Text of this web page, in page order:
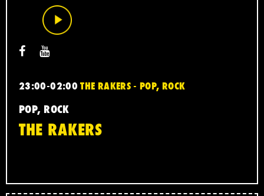
23:00-02:00 THE RAKERS - POP, ROCK
POP, ROCK
THE RAKERS